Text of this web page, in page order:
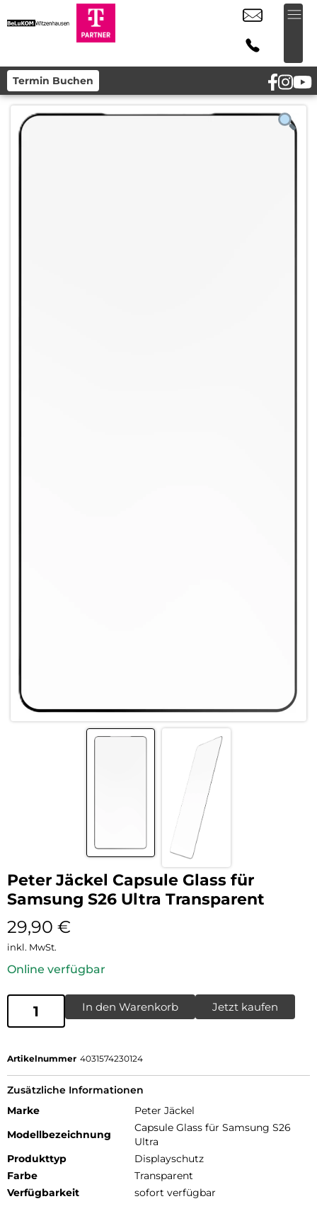
Termin Buchen
Peter Jäckel Capsule Glass für
Samsung S26 Ultra Transparent
29,90 €
inkl. MwSt.
Online verfügbar
In den Warenkorb Jetzt kaufen
Artikelnummer 4031574230124
Zusätzliche Informationen
Marke
Peter Jäckel
Modellbezeichnung
Capsule Glass für Samsung S26
Ultra
Produkttyp
Displayschutz
Farbe
Transparent
Verfügbarkeit
sofort verfügbar